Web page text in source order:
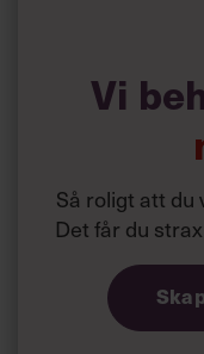
januari utfärdat
program för mångfald
Utöver att rulla
rapporteringen inte
Vi
Så roligt att du
Det får du